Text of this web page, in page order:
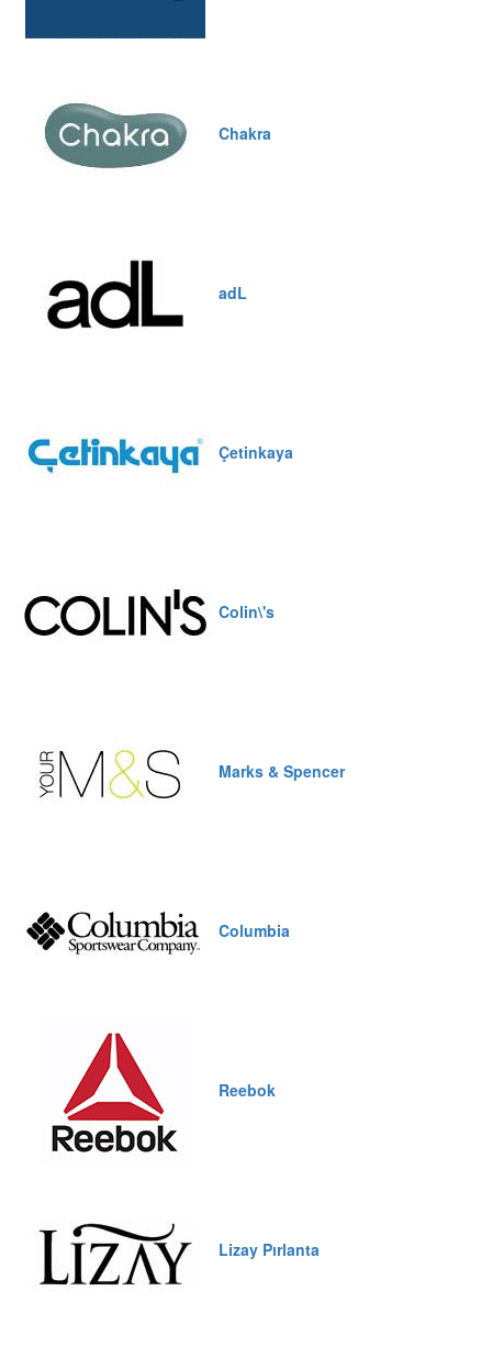
Chakra
adL
Çetinkaya
Colin\'s
Marks & Spencer
Columbia
Reebok
Lizay Pırlanta